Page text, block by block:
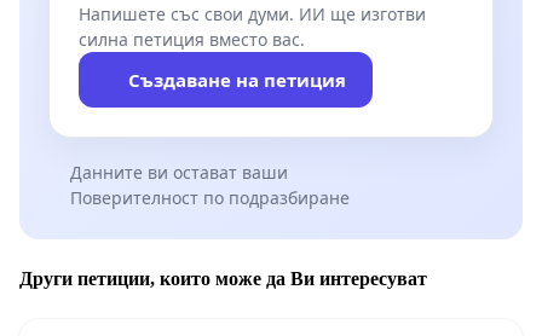
Напишете със свои думи. ИИ ще изготви
силна петиция вместо вас.
Създаване на петиция
Данните ви остават ваши
Поверителност по подразбиране
Други петиции, които може да Ви интересуват